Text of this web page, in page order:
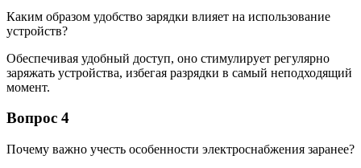
Каким образом удобство зарядки влияет на использование
устройств?
Обеспечивая удобный доступ, оно стимулирует регулярно
заряжать устройства, избегая разрядки в самый неподходящий
момент.
Вопрос 4
Почему важно учесть особенности электроснабжения заранее?